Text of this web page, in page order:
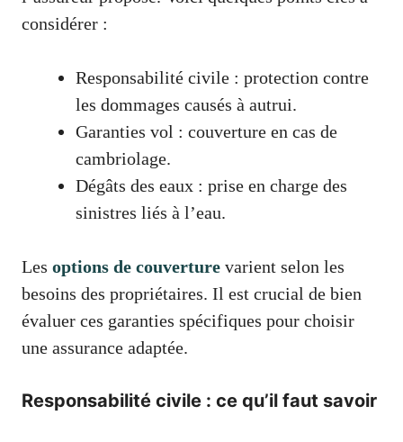
considérer :
Responsabilité civile : protection contre
les dommages causés à autrui.
Garanties vol : couverture en cas de
cambriolage.
Dégâts des eaux : prise en charge des
sinistres liés à l’eau.
Les options de couverture varient selon les
besoins des propriétaires. Il est crucial de bien
évaluer ces garanties spécifiques pour choisir
une assurance adaptée.
Responsabilité civile : ce qu’il faut savoir